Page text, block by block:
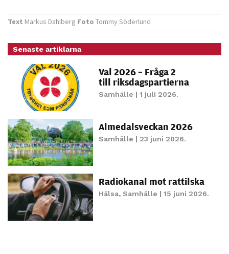
Text Markus Dahlberg Foto Tommy Söderlund
Senaste artiklarna
Val 2026 – Fråga 2
till riksdagspartierna
Samhälle | 1 juli 2026.
Almedalsveckan 2026
Samhälle | 23 juni 2026.
Radiokanal mot rattilska
Hälsa, Samhälle | 15 juni 2026.
Marknadsföring
Genom att dela
surfar ökar du
chansen att få se
personligt
och erbjudanden.